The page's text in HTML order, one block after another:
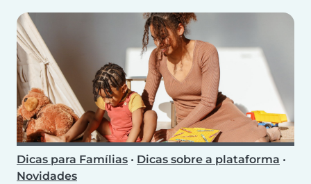
Dicas para Famílias • Dicas sobre a plataforma •
Novidades